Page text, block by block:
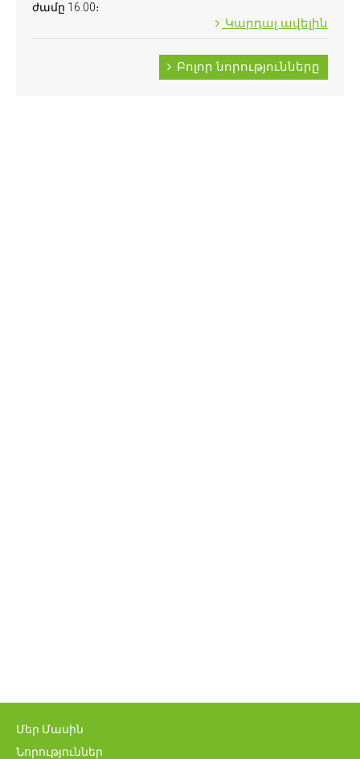
ժամը 16.00։
Կարդալ ավելին
Բոլոր նորությունները
Մեր Մասին
Նորություններ